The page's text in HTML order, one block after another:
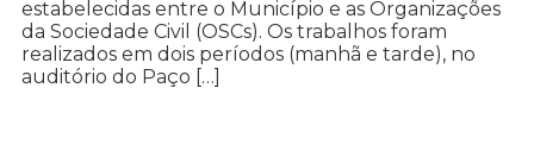
estabelecidas entre o Município e as Organizações
da Sociedade Civil (OSCs). Os trabalhos foram
realizados em dois períodos (manhã e tarde), no
auditório do Paço […]